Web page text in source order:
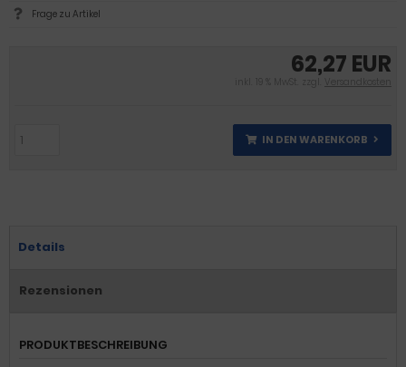
62,27 EUR
inkl. 19 % MwSt. zzgl. Versandkosten
IN DEN WARENKORB
Frage zu Artikel
Details
Rezensionen
PRODUKTBESCHREIBUNG